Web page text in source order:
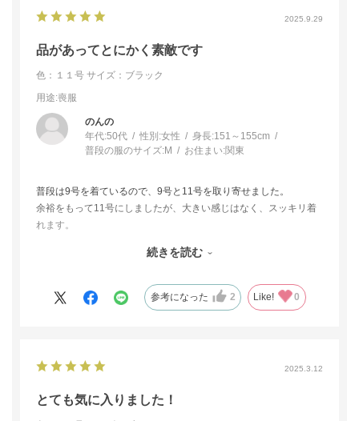
2025.9.29
品があってとにかく素敵です
色：１１号 サイズ：ブラック
用途:喪服
のんの
年代:50代 性別:女性 身長:151～155cm
普段の服のサイズ:M お住まい:関東
普段は9号を着ているので、9号と11号を取り寄せました。
余裕をもって11号にしましたが、大きい感じはなく、スッキリ着
れます。
襟のデザインもブランド感を感じられるし、ペプラムのおかげで
後ろ姿もさりげなく可愛いのもポイント高いです。
お値段より高級感があります。大満足です。
続きを読む
参考になった 2 Like! 0
2025.3.12
とても気に入りました！